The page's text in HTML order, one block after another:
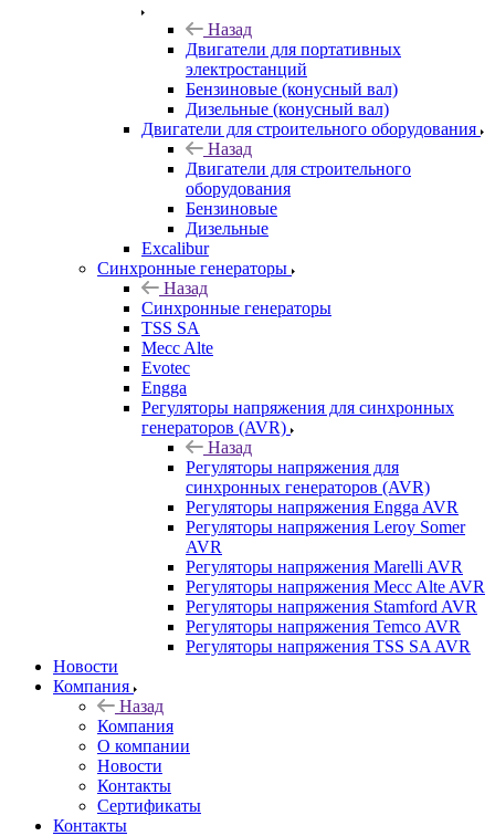
Назад
Двигатели для портативных
электростанций
Бензиновые (конусный вал)
Дизельные (конусный вал)
Двигатели для строительного оборудования
Назад
Двигатели для строительного
оборудования
Бензиновые
Дизельные
Excalibur
Синхронные генераторы
Назад
Синхронные генераторы
TSS SA
Mecc Alte
Evotec
Engga
Регуляторы напряжения для синхронных
генераторов (AVR)
Назад
Регуляторы напряжения для
синхронных генераторов (AVR)
Регуляторы напряжения Engga AVR
Регуляторы напряжения Leroy Somer
AVR
Регуляторы напряжения Marelli AVR
Регуляторы напряжения Mecc Alte AVR
Регуляторы напряжения Stamford AVR
Регуляторы напряжения Temco AVR
Регуляторы напряжения TSS SA AVR
Новости
Компания
Назад
Компания
О компании
Новости
Контакты
Сертификаты
Контакты